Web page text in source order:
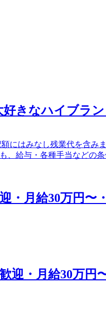
好きなハイブ
にはみなし残業代を含み
、給与・各種手当などの条
・月給30万円〜
迎・月給30万円